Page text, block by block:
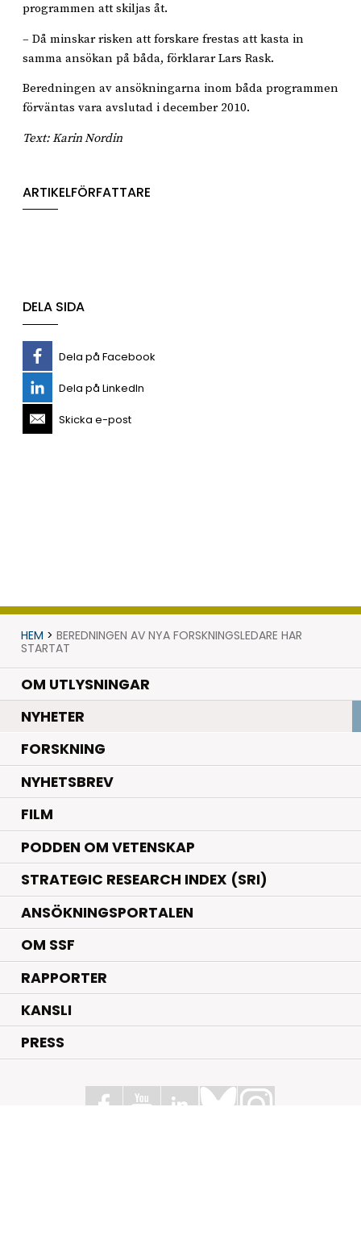
programmen att skiljas åt.
– Då minskar risken att forskare frestas att kasta in
samma ansökan på båda, förklarar Lars Rask.
Beredningen av ansökningarna inom båda programmen
förväntas vara avslutad i december 2010.
Text: Karin Nordin
ARTIKELFÖRFATTARE
DELA SIDA
Dela på Facebook
Dela på LinkedIn
Skicka e-post
HEM > BEREDNINGEN AV NYA FORSKNINGSLEDARE HAR
STARTAT
OM UTLYSNINGAR
NYHETER.
FORSKNING.
NYHETSBREV
FILM
PODDEN OM VETENSKAP
STRATEGIC RESEARCH INDEX (SRI)
ANSÖKNINGSPORTALEN
OM SSF
RAPPORTER
KANSLI
PRESS